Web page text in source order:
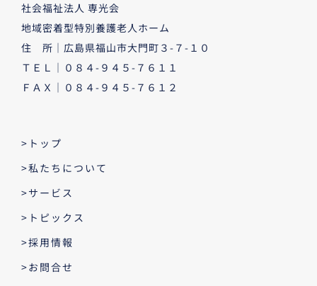
社会福祉法人 専光会
地域密着型特別養護老人ホーム
住 所｜広島県福山市大門町３-７-１０
ＴＥＬ｜０８４-９４５-７６１１
ＦＡＸ｜０８４-９４５-７６１２
>トップ
>私たちについて
>サービス
>トピックス
>採用情報
>お問合せ